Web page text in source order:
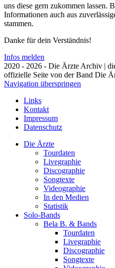
uns diese gern zukommen lassen.
Informationen auch aus
stammen.
Danke für dein Verständnis!
Infos melden
2020 - 2026 - Die Ärzte Archiv |
offizielle Seite von der Band Die
Navigation überspringen
Links
Kontakt
Impressum
Datenschutz
Die Ärzte
Tourdaten
Livegraphie
Discographie
Songtexte
Videographie
In den Medien
Statistik
Solo-Bands
Bela B. & Bands
Tourdaten
Livegraphie
Discographie
Songtexte